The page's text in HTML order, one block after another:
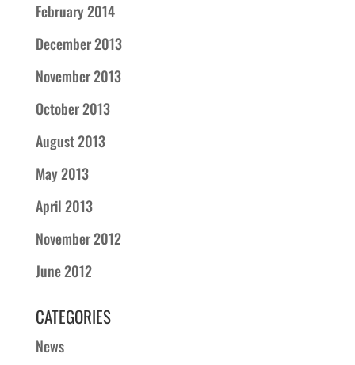
February 2014
December 2013
November 2013
October 2013
August 2013
May 2013
April 2013
November 2012
June 2012
CATEGORIES
News